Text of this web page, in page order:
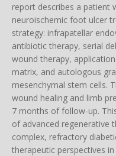
report describes a patient
neuroischemic foot ulcer
strategy: infrapatellar
antibiotic therapy, serial
wound therapy,
matrix, and autologous
mesenchymal stem cells.
wound healing and limb
7 months of follow-up.
of advanced regenerative
complex, refractory
therapeutic perspectives